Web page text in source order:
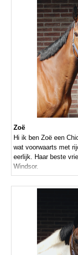
Zoë
Hi ik ben Zoë een
wat voorwaarts met
eerlijk. Haar beste
Windsor.